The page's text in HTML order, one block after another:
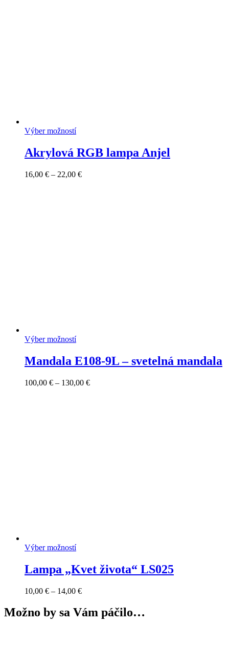
Výber možností
Akrylová RGB lampa Anjel
16,00 € – 22,00 €Price
Výber možností
Mandala E108-9L – svetelná mandala
100,00 € – 130,00 €Price
Výber možností
Lampa „Kvet života“ LS025
10,00 € – 14,00 €Price
10,00 €
through
Možno by sa Vám páčilo…